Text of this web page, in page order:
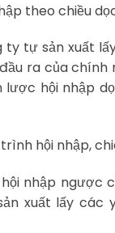
theo chiều
ty tự sản xuất
ra của chính
lược hội nhập
hội nhập,
nhập ngược
xuất lấy các